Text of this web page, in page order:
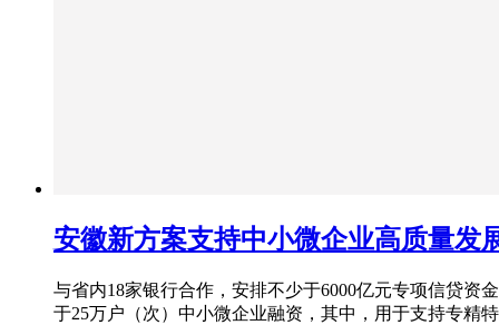
安徽新方案支持中小微企业高质量发
与省内18家银行合作，安排不少于6000亿元专项信贷资
于25万户（次）中小微企业融资，其中，用于支持专精